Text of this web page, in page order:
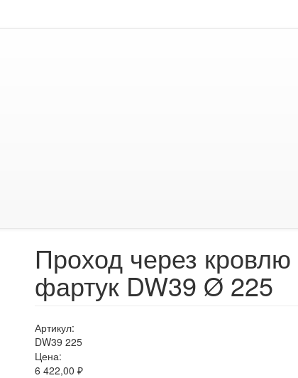
Проход через
фартук DW39 Ø 225
Артикул:
DW39 225
Цена:
6 422,00 ₽